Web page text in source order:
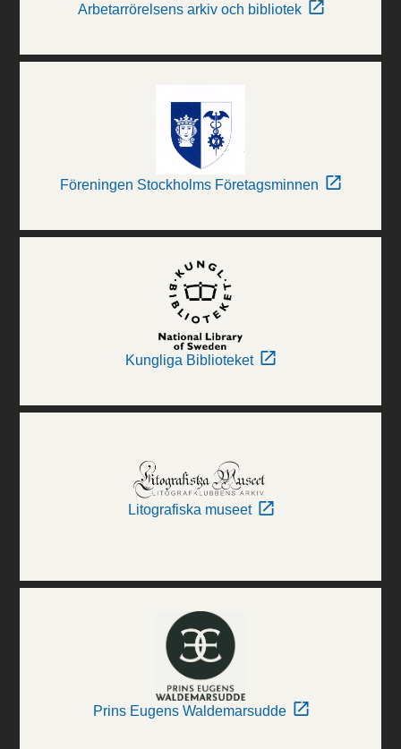
Arbetarrörelsens arkiv och bibliotek
Föreningen Stockholms Företagsminnen
Kungliga Biblioteket
Litografiska museet
Prins Eugens Waldemarsudde